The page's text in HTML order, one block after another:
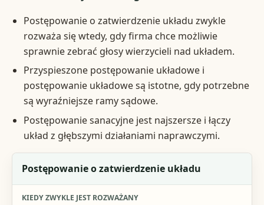
Postępowanie o zatwierdzenie układu zwykle
rozważa się wtedy, gdy firma chce możliwie
sprawnie zebrać głosy wierzycieli nad układem.
Przyspieszone postępowanie układowe i
postępowanie układowe są istotne, gdy potrzebne
są wyraźniejsze ramy sądowe.
Postępowanie sanacyjne jest najszersze i łączy
układ z głębszymi działaniami naprawczymi.
Tryb
Kiedy zwykle jest rozważany
Postępowanie o zatwierdzenie układu